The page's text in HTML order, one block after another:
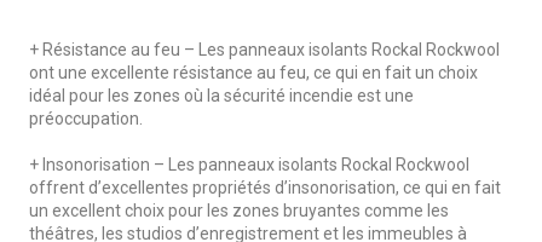
+ Résistance au feu – Les panneaux isolants Rockal Rockwool
ont une excellente résistance au feu, ce qui en fait un choix
idéal pour les zones où la sécurité incendie est une
préoccupation.
+ Insonorisation – Les panneaux isolants Rockal Rockwool
offrent d’excellentes propriétés d’insonorisation, ce qui en fait
un excellent choix pour les zones bruyantes comme les
théâtres, les studios d’enregistrement et les immeubles à